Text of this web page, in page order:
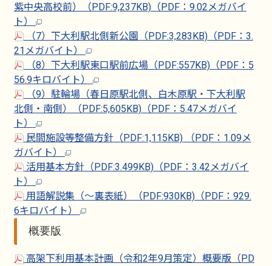
紫中央高校前）（PDF:9,237KB)（PDF：9.02メガバイ
ト）
（7）下大利駅北側新公園（PDF:3,283KB)（PDF：3.
21メガバイト）
（8）下大利駅東口駅前広場（PDF:557KB)（PDF：5
56.9キロバイト）
（9）駐輪場（春日原駅北側、白木原駅・下大利駅
北側・南側）（PDF:5,605KB)（PDF：5.47メガバイ
ト）
民間施設等整備方針（PDF:1,115KB) （PDF：1.09メ
ガバイト）
活用基本方針（PDF:3.499KB)（PDF：3.42メガバイ
ト）
用語解説集（～裏表紙）（PDF:930KB)（PDF：929.
6キロバイト）
概要版
高架下利用基本計画（令和2年9月策定）概要版（PD